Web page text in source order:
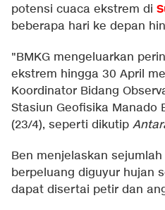
potensi cuaca ekstrem di
beberapa hari ke depan
"BMKG mengeluarkan
ekstrem hingga 30 April
Koordinator Bidang
Stasiun Geofisika Manado
(23/4), seperti dikutip
Ben menjelaskan
berpeluang diguyur hujan
dapat disertai petir dan